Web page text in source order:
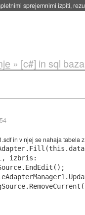
svojo raketo za večkratno
» [c#] in sql baza
in v njej se nahaja
izbris: